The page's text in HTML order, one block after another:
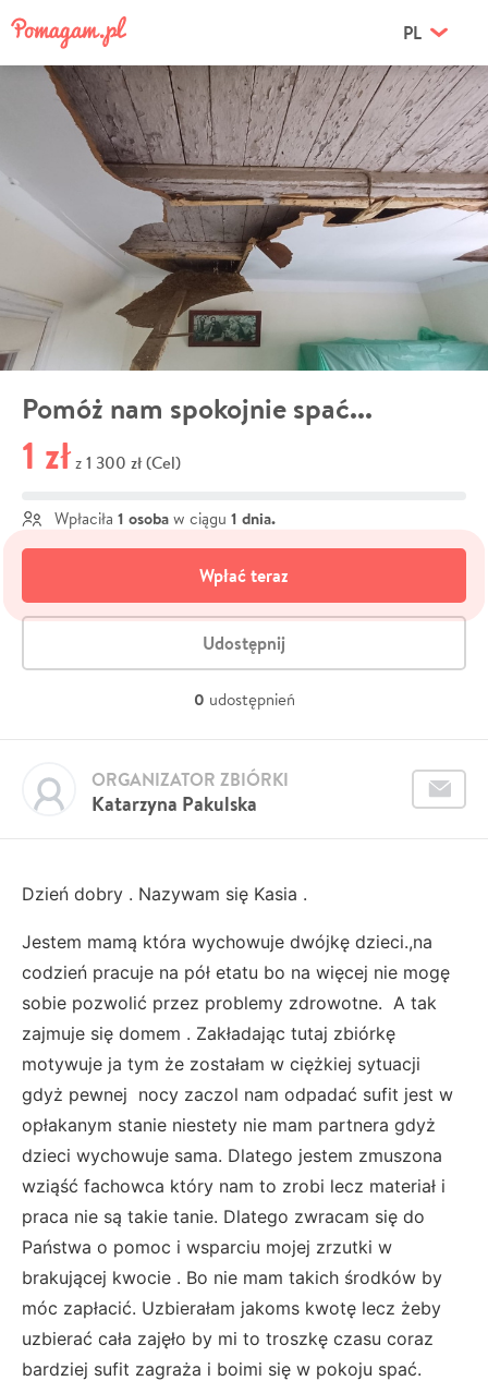
PL
Pomóż nam spokojnie spać...
1 zł z 1 300 zł (Cel)
Wpłaciła 1 osoba w ciągu 1 dnia.
Wpłać teraz
Udostępnij
0 udostępnień
Katarzyna Pakulska
ORGANIZATOR ZBIÓRKI
Dzień dobry . Nazywam się Kasia .
Jestem mamą która wychowuje dwójkę dzieci.,na
codzień pracuje na pół etatu bo na więcej nie mogę
sobie pozwolić przez problemy zdrowotne. A tak
zajmuje się domem . Zakładając tutaj zbiórkę
motywuje ja tym że zostałam w ciężkiej sytuacji
gdyż pewnej nocy zaczol nam odpadać sufit jest w
opłakanym stanie niestety nie mam partnera gdyż
dzieci wychowuje sama. Dlatego jestem zmuszona
wziąść fachowca który nam to zrobi lecz materiał i
praca nie są takie tanie. Dlatego zwracam się do
Państwa o pomoc i wsparciu mojej zrzutki w
brakującej kwocie . Bo nie mam takich środków by
móc zapłacić. Uzbierałam jakoms kwotę lecz żeby
uzbierać cała zajęło by mi to troszkę czasu coraz
bardziej sufit zagraża i boimi się w pokoju spać.